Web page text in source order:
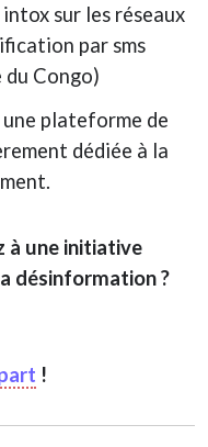
sur les réseaux
par sms
Congo)
une plateforme de
dédiée à la
à une initiative
désinformation ?
!